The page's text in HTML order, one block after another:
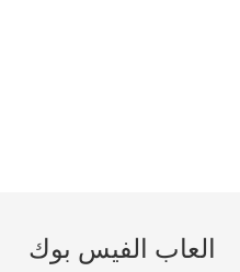
العاب الفيس بوك